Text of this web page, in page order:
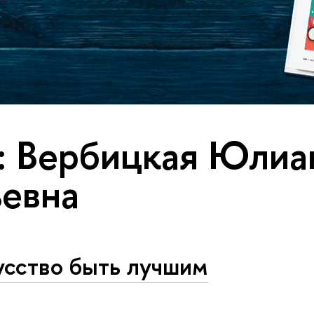
Вербицкая
быть лучшим